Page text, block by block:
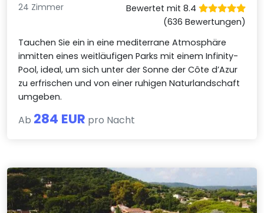
24 Zimmer
Bewertet mit 8.4
(636 Bewertungen)
Tauchen Sie ein in eine mediterrane Atmosphäre
inmitten eines weitläufigen Parks mit einem Infinity-
Pool, ideal, um sich unter der Sonne der Côte d’Azur
zu erfrischen und von einer ruhigen Naturlandschaft
umgeben.
Ab 284 EUR pro Nacht